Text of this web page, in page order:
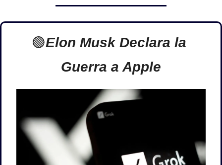
🟢Elon Musk Declara la
Guerra a Apple